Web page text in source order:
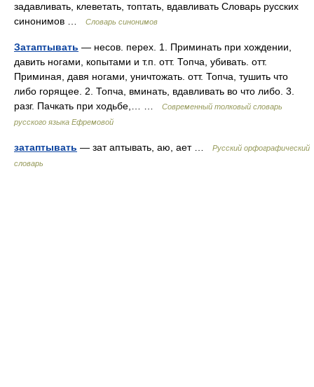
задавливать, клеветать, топтать, вдавливать Словарь русских
синонимов …
Словарь синонимов
Затаптывать — несов. перех. 1. Приминать при хождении,
давить ногами, копытами и т.п. отт. Топча, убивать. отт.
Приминая, давя ногами, уничтожать. отт. Топча, тушить что
либо горящее. 2. Топча, вминать, вдавливать во что либо. 3.
разг. Пачкать при ходьбе,… …
Современный толковый словарь
русского языка Ефремовой
затаптывать — зат аптывать, аю, ает …
Русский орфографический
словарь